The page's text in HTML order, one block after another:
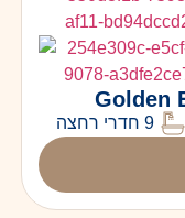
9 חדרי רחצה